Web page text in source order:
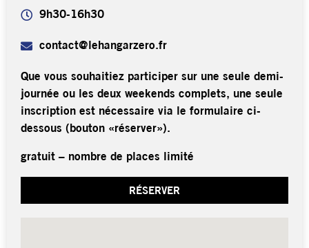
9h30-16h30
contact@lehangarzero.fr
Que vous souhaitiez participer sur une seule demi-
journée ou les deux weekends complets, une seule
inscription est nécessaire via le formulaire ci-
dessous (bouton «réserver»).
gratuit – nombre de places limité
RÉSERVER